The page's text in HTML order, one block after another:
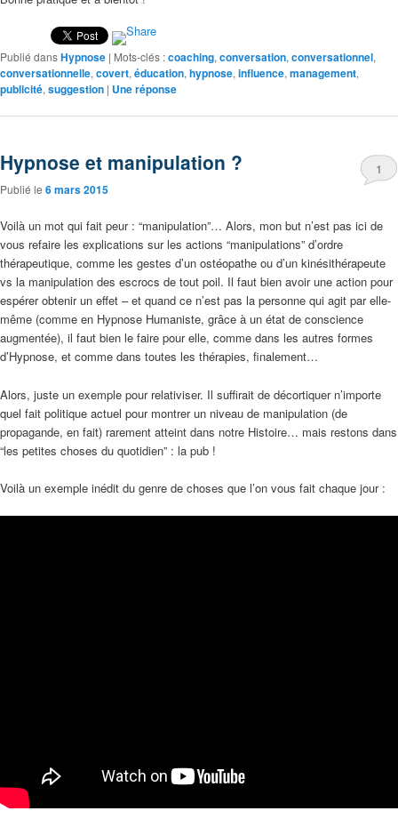
Publié dansHypnose | Mots-clés :coaching, conversation, conversationnel,
conversationnelle, covert, éducation, hypnose, influence, management,
publicité, suggestion | Uneréponse
Hypnose et manipulation ?
Publié le 6 mars 2015
1
Voilà un mot qui fait peur : “manipulation”… Alors, mon but n’est pas ici de
vous refaire les explications sur les actions “manipulations” d’ordre
thérapeutique, comme les gestes d’un ostéopathe ou d’un kinésithérapeute
vs la manipulation des escrocs de tout poil. Il faut bien avoir une action pour
espérer obtenir un effet – et quand ce n’est pas la personne qui agit par elle-
même (comme en Hypnose Humaniste, grâce à un état de conscience
augmentée), il faut bien le faire pour elle, comme dans les autres formes
d’Hypnose, et comme dans toutes les thérapies, finalement…
Alors, juste un exemple pour relativiser. Il suffirait de décortiquer n’importe
quel fait politique actuel pour montrer un niveau de manipulation (de
propagande, en fait) rarement atteint dans notre Histoire… mais restons dans
“les petites choses du quotidien” : la pub !
Voilà un exemple inédit du genre de choses que l’on vous fait chaque jour :